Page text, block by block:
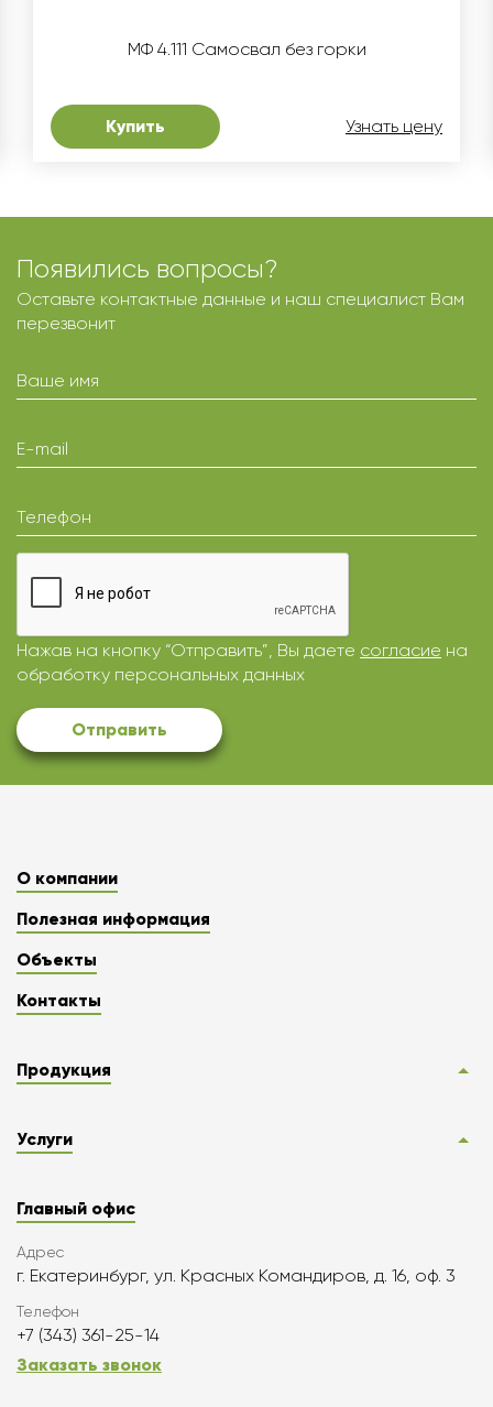
МФ 4.111 Самосвал без горки
Купить Узнать цену
Появились вопросы?
Оставьте контактные данные и наш специалист Вам
перезвонит
Ваше имя
E-mail
Телефон
Нажав на кнопку “Отправить”, Вы даете согласие на
обработку персональных данных
Отправить
О компании
Полезная информация
Объекты
Контакты
Продукция
Услуги
Главный офис
Адрес
г. Екатеринбург, ул. Красных Командиров, д. 16, оф. 3
Телефон
+7 (343) 361-25-14
Заказать звонок